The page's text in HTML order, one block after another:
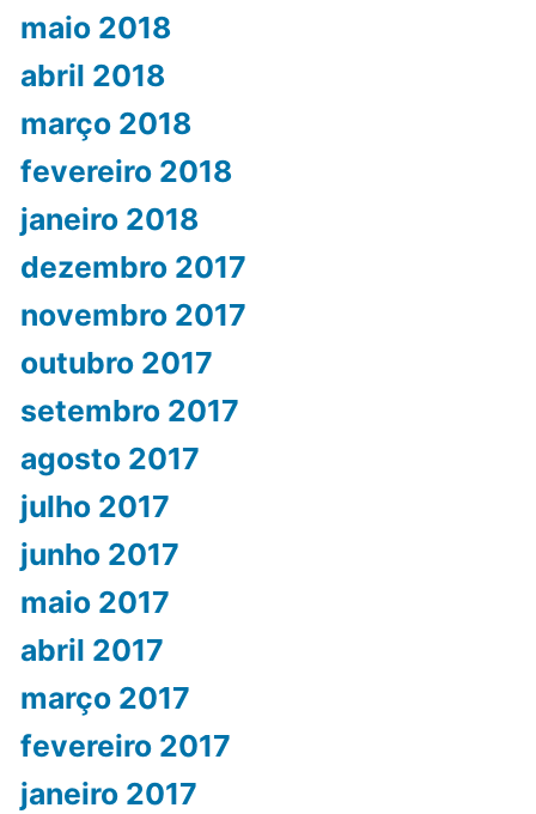
maio 2018
abril 2018
março 2018
fevereiro 2018
janeiro 2018
dezembro 2017
novembro 2017
outubro 2017
setembro 2017
agosto 2017
julho 2017
junho 2017
maio 2017
abril 2017
março 2017
fevereiro 2017
janeiro 2017